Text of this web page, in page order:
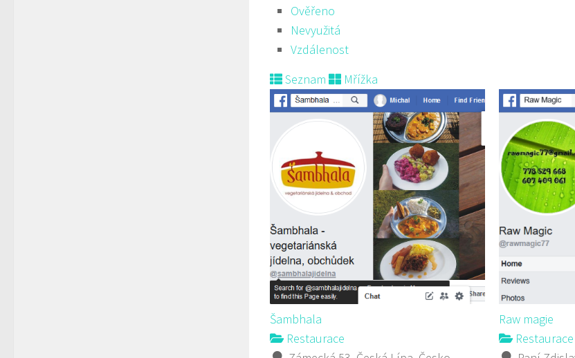
Ověřeno
Nevyužitá
Vzdálenost
Seznam
Mřížka
Šambhala
Restaurace
Raw magie
Restaurace